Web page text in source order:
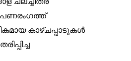
കാഴ്ചപ്പാടുകൾ